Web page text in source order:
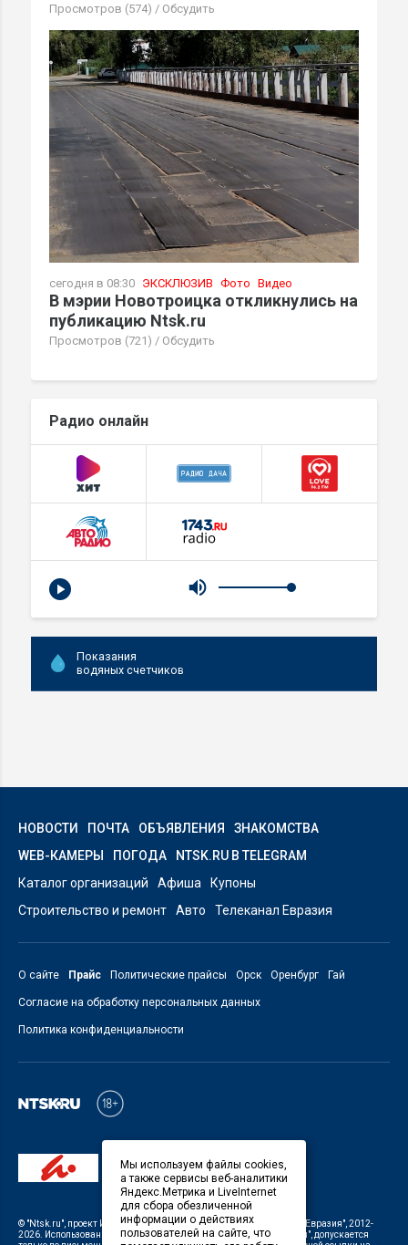
Просмотров (574) / Обсудить
сегодня в 08:30 ЭКСКЛЮЗИВ Фото Видео
В мэрии Новотроицка откликнулись на
публикацию Ntsk.ru
Просмотров (721) / Обсудить
Радио онлайн
Показания
водяных счетчиков
НОВОСТИ ПОЧТА ОБЪЯВЛЕНИЯ
ЗНАКОМСТВА
WEB-КАМЕРЫ
ПОГОДА
NTSK.RU В TELEGRAM
Каталог организаций
Афиша
Купоны
Строительство и ремонт
Авто Телеканал Евразия
О сайте Прайс Политические прайсы Орск Оренбург Гай
Согласие на обработку персональных данных
Политика конфиденциальности
© "Ntsk.ru" , проект ИП Савин В.В. Служба информации: ООО "ТРК "Евразия" , 2012-
2026. Использование материалов, размещенных на сайте
"Ntsk.ru" , допускается
Мы используем файлы cookies,
а также сервисы веб-аналитики
Яндекс.Метрика и LiveInternet
для сбора обезличенной
информации о действиях
пользователей на сайте, что